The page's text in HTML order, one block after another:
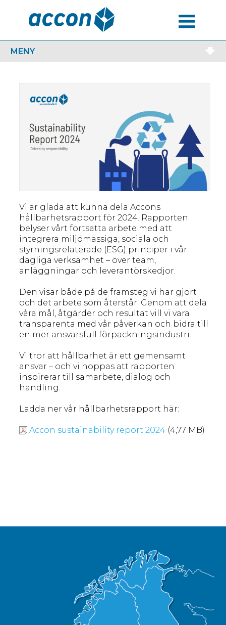
MENU
Vi är glada att kunna dela Accons
hållbarhetsrapport för 2024. Rapporten
belyser vårt fortsatta arbete med att
integrera miljömässiga, sociala och
styrningsrelaterade (ESG) principer i vår
dagliga verksamhet – över team,
anläggningar och leverantörskedjor.
Den visar både på de framsteg vi har gjort
och det arbete som återstår. Genom att dela
våra mål, åtgärder och resultat vill vi vara
transparenta med vår påverkan och bidra till
en mer ansvarsfull förpackningsindustri.
Vi tror att hållbarhet är ett gemensamt
ansvar – och vi hoppas att rapporten
inspirerar till samarbete, dialog och
handling.
Ladda ner vår hållbarhetsrapport här:
Accon sustainability report 2024(4,77 MB)
MENY